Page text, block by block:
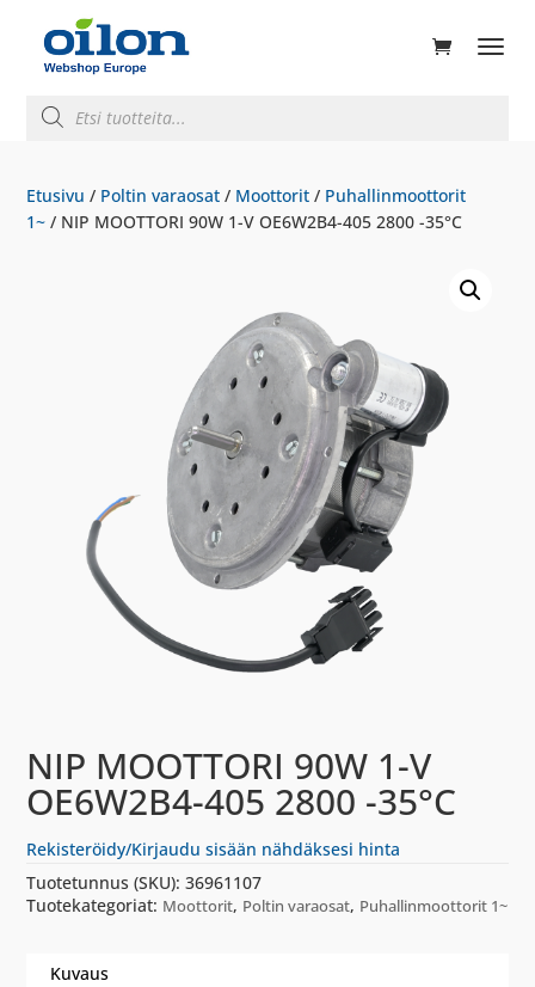
search
Etusivu / Poltin varaosat / Moottorit / Puhallinmoottorit
1~ / NIP MOOTTORI 90W 1-V OE6W2B4-405 2800 -35°C
NIP MOOTTORI 90W 1-V
OE6W2B4-405 2800 -35°C
Rekisteröidy/Kirjaudu sisään nähdäksesi hinta
Tuotetunnus (SKU):36961107
Tuotekategoriat: Moottorit, Poltin varaosat, Puhallinmoottorit 1~
Kuvaus